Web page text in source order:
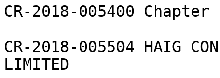
CR-2018-005400
CR-2018-005504 HAIG
LIMITED